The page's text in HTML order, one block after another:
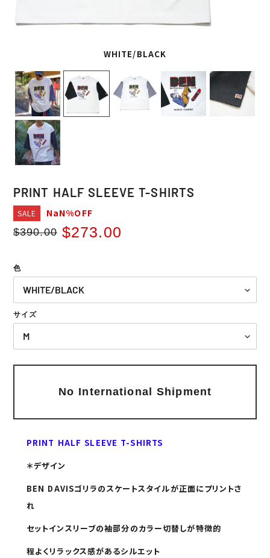
WHITE/BLACK
PRINT HALF SLEEVE T-SHIRTS
SALE NaN%OFF
Regular
$390.00
Sale
$273.00
色
サイズ
No International Shipment
Adding
PRINT HALF SLEEVE T-SHIRTS
＊デザイン
BEN DAVISゴリラのスケートスタイルが正面にプリントさ
れ
セットインスリーブの袖部分のカラー切替しが特徴的
程よくリラックス感があるシルエット